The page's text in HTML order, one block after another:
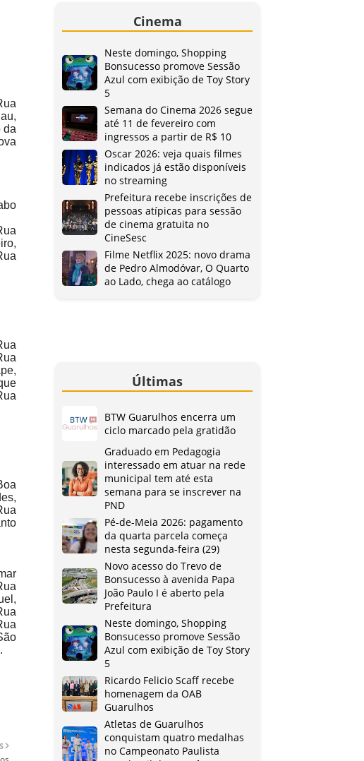
da
Cinema
Neste domingo, Shopping
Bonsucesso promove Sessão
Azul com exibição de Toy Story
5
Semana do Cinema 2026 segue
até 11 de fevereiro com
ingressos a partir de R$ 10
Oscar 2026: veja quais filmes
indicados já estão disponíveis
no streaming
Prefeitura recebe inscrições de
pessoas atípicas para sessão
de cinema gratuita no
CineSesc
Filme Netflix 2025: novo drama
de Pedro Almodóvar, O Quarto
ao Lado, chega ao catálogo
Últimas
BTW Guarulhos encerra um
ciclo marcado pela gratidão
Graduado em Pedagogia
interessado em atuar na rede
municipal tem até esta
semana para se inscrever na
PND
Pé-de-Meia 2026: pagamento
da quarta parcela começa
nesta segunda-feira (29)
Novo acesso do Trevo de
Bonsucesso à avenida Papa
João Paulo I é aberto pela
Prefeitura
Neste domingo, Shopping
Bonsucesso promove Sessão
Azul com exibição de Toy Story
5
Ricardo Felicio Scaff recebe
homenagem da OAB
Guarulhos
Atletas de Guarulhos
conquistam quatro medalhas
no Campeonato Paulista